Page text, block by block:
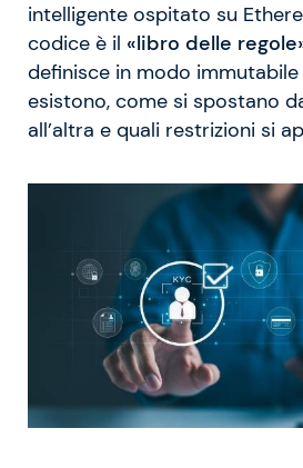
intelligente ospitato su
codice è il «libro delle
definisce in modo
esistono, come si spostano
all’altra e quali restrizioni si